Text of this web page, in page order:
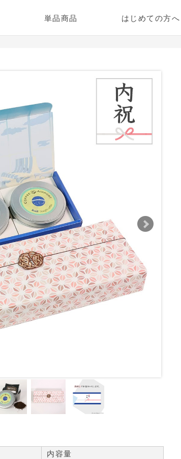
単品商品 はじめての方へ
内容量